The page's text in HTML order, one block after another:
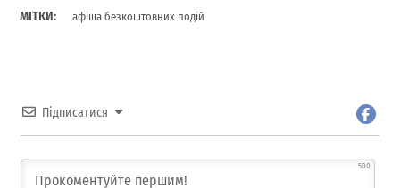
МІТКИ: афіша безкоштовних подій
Підписатися
500